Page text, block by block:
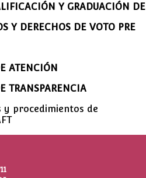
Y GRADUACIÓN DE
Y DERECHOS DE VOTO PRE
ATENCIÓN
TRANSPARENCIA
y procedimientos de